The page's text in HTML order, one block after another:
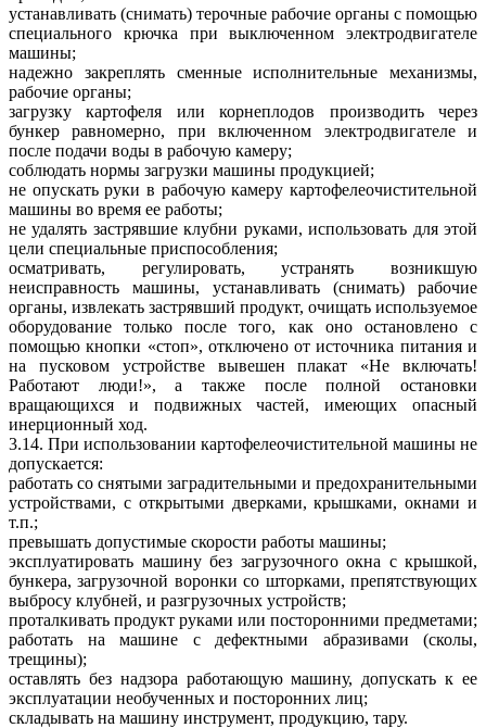
устанавливать (снимать) терочные рабочие органы с помощью
специального крючка при выключенном электродвигателе
машины;
надежно закреплять сменные исполнительные механизмы,
рабочие органы;
загрузку картофеля или корнеплодов производить через
бункер равномерно, при включенном электродвигателе и
после подачи воды в рабочую камеру;
соблюдать нормы загрузки машины продукцией;
не опускать руки в рабочую камеру картофелеочистительной
машины во время ее работы;
не удалять застрявшие клубни руками, использовать для этой
цели специальные приспособления;
осматривать, регулировать, устранять возникшую
неисправность машины, устанавливать (снимать) рабочие
органы, извлекать застрявший продукт, очищать используемое
оборудование только после того, как оно остановлено с
помощью кнопки «стоп», отключено от источника питания и
на пусковом устройстве вывешен плакат «Не включать!
Работают люди!», а также после полной остановки
вращающихся и подвижных частей, имеющих опасный
инерционный ход.
3.14. При использовании картофелеочистительной машины не
допускается:
работать со снятыми заградительными и предохранительными
устройствами, с открытыми дверками, крышками, окнами и
т.п.;
превышать допустимые скорости работы машины;
эксплуатировать машину без загрузочного окна с крышкой,
бункера, загрузочной воронки со шторками, препятствующих
выбросу клубней, и разгрузочных устройств;
проталкивать продукт руками или посторонними предметами;
работать на машине с дефектными абразивами (сколы,
трещины);
оставлять без надзора работающую машину, допускать к ее
эксплуатации необученных и посторонних лиц;
складывать на машину инструмент, продукцию, тару.